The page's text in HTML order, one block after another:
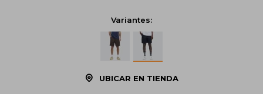
Variantes:
UBICAR EN TIENDA